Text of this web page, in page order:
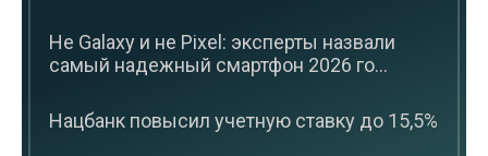
Не Galaxy и не Pixel: эксперты назвали
самый надежный смартфон 2026 го...
Нацбанк повысил учетную ставку до 15,5%